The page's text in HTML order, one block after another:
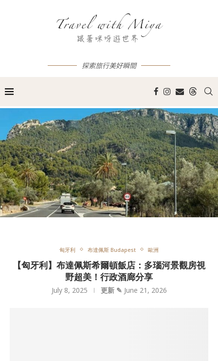
探索旅行美好瞬間
匈牙利 布達佩斯 Budapest 歐洲
【匈牙利】布達佩斯希爾頓飯店：多瑙河景觀房視
野超美！行政酒廊分享
July 8, 2025 更新 ✎ June 21, 2026